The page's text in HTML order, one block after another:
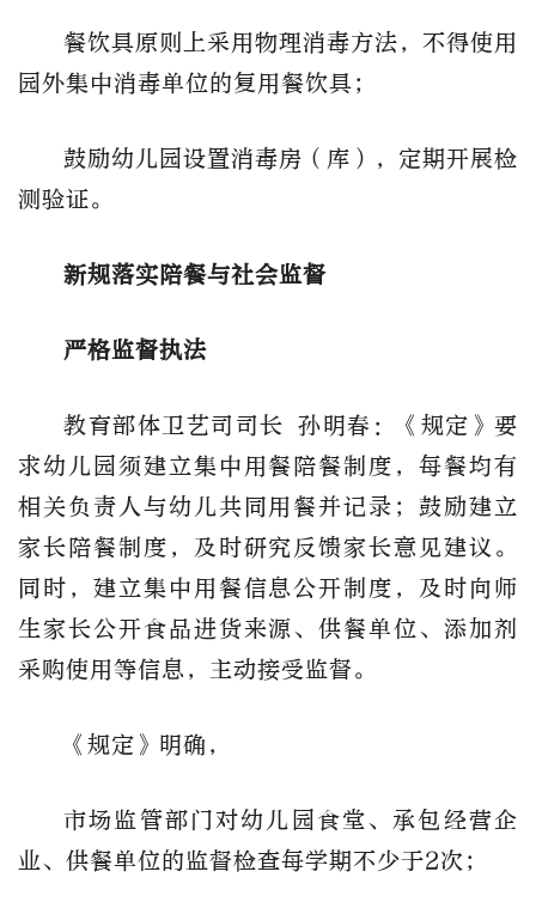
餐饮具原则上采用物理消毒方法，不得使用
园外集中消毒单位的复用餐饮具；
鼓励幼儿园设置消毒房（库），定期开展检
测验证。
新规落实陪餐与社会监督
严格监督执法
教育部体卫艺司司长 孙明春：
《规定》要
求幼儿园须建立集中用餐陪餐制度，每餐均有
相关负责人与幼儿共同用餐并记录；鼓励建立
家长陪餐制度，及时研究反馈家长意见建议。
同时，建立集中用餐信息公开制度，及时向师
生家长公开食品进货来源、供餐单位、添加剂
采购使用等信息，主动接受监督。
《规定》明确，
市场监管部门对幼儿园食堂、承包经营企
业、供餐单位的监督检查每学期不少于2次；